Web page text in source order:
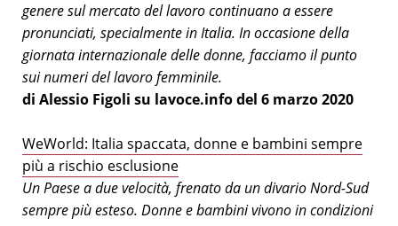
genere sul mercato del lavoro continuano a essere
pronunciati, specialmente in Italia. In occasione della
giornata internazionale delle donne, facciamo il punto
sui numeri del lavoro femminile.
di Alessio Figoli su lavoce.info del 6 marzo 2020
WeWorld: Italia spaccata, donne e bambini sempre
più a rischio esclusione
Un Paese a due velocità, frenato da un divario Nord-Sud
sempre più esteso. Donne e bambini vivono in condizioni